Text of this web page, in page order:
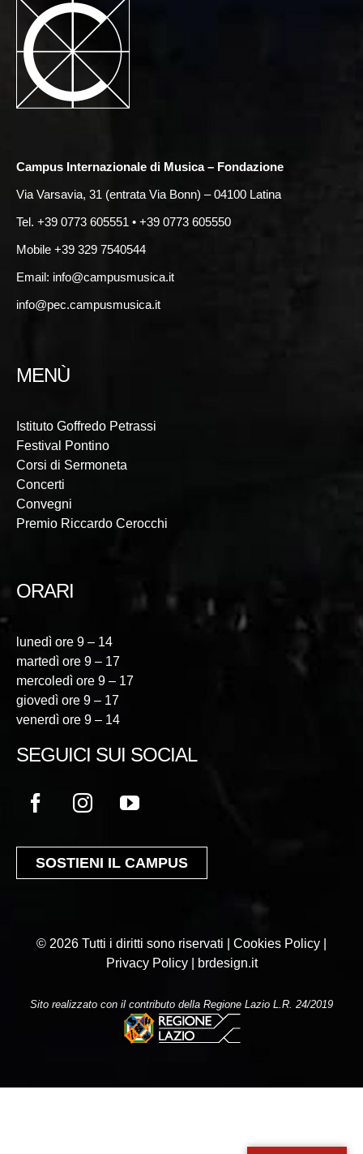
Campus Internazionale di Musica – Fondazione
Via Varsavia, 31 (entrata Via Bonn) – 04100 Latina
Tel. +39 0773 605551 • +39 0773 605550
Mobile +39 329 7540544
Email: info@campusmusica.it
info@pec.campusmusica.it
MENÙ
Istituto Goffredo Petrassi
Festival Pontino
Corsi di Sermoneta
Concerti
Convegni
Premio Riccardo Cerocchi
ORARI
lunedì ore 9 – 14
martedì ore 9 – 17
mercoledì ore 9 – 17
giovedì ore 9 – 17
venerdì ore 9 – 14
SEGUICI SUI SOCIAL
SOSTIENI IL CAMPUS
© 2026 Tutti i diritti sono riservati | Cookies Policy |
Privacy Policy |
brdesign.it
Sito realizzato con il contributo della Regione Lazio L.R. 24/2019